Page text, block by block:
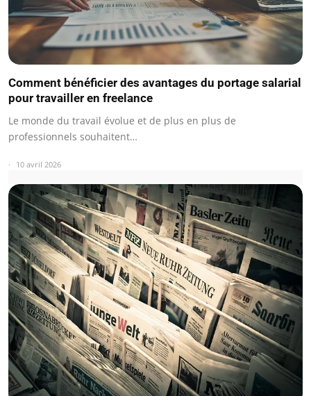
Comment bénéficier des avantages du portage salarial
pour travailler en freelance
Le monde du travail évolue et de plus en plus de
professionnels souhaitent…
10 avril 2026